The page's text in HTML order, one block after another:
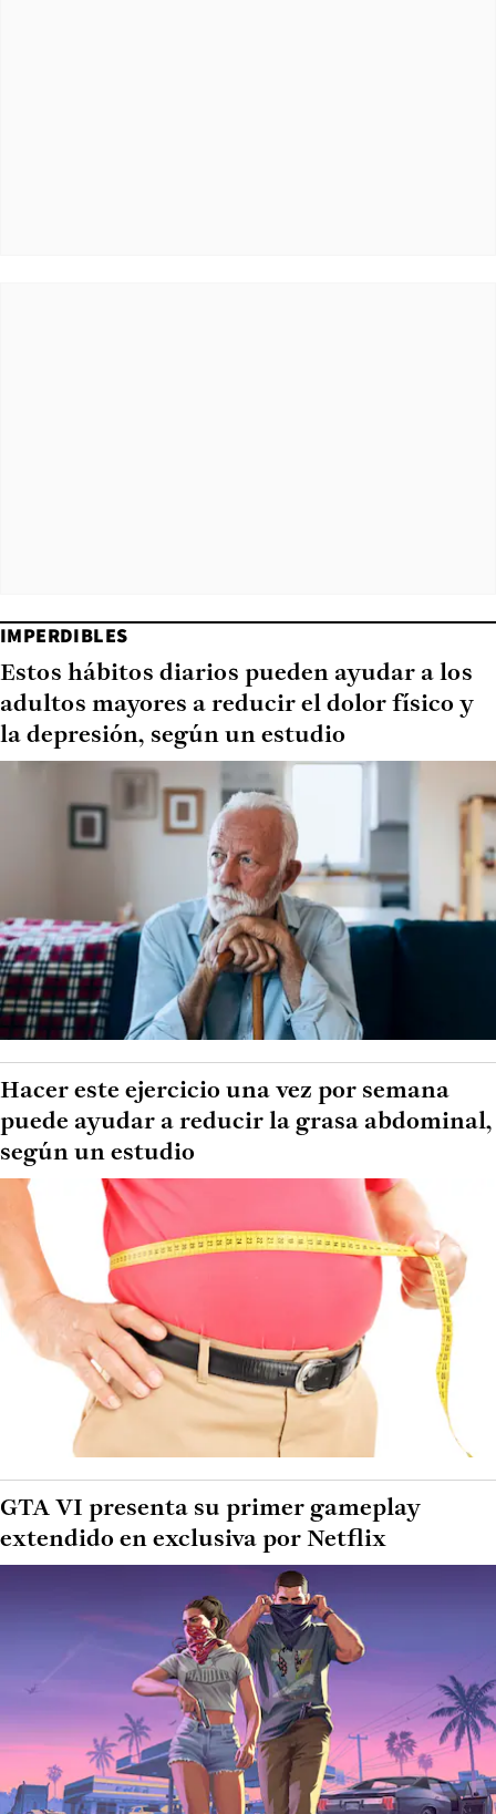
IMPERDIBLES
Estos hábitos diarios pueden ayudar a los
adultos mayores a reducir el dolor físico y
la depresión, según un estudio
Hacer este ejercicio una vez por semana
puede ayudar a reducir la grasa abdominal,
según un estudio
GTA VI presenta su primer gameplay
extendido en exclusiva por Netflix